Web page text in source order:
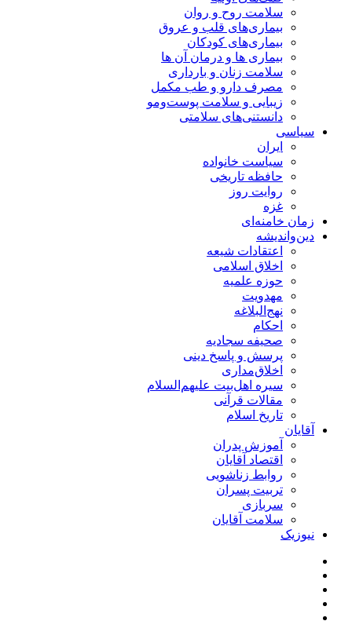
سلامت روح و روان
بیماری‌های قلب و عروق
بیماری‌های کودکان
بیماری ها و درمان آن ها
سلامت زنان و بارداری
مصرف دارو و طب مکمل
زیبایی و سلامت پوست‌ومو
دانستنی‌های سلامتی
سیاسی
ایران
سیاست خانواده
حافظه تاریخی
روایت روز
غزه
زمان خامنه‌ای
دین‌واندیشه
اعتقادات شیعه
اخلاق اسلامی
حوزه علمیه
مهدویت
نهج‌البلاغه
احکام
صحیفه سجادیه
پرسش و پاسخ دینی
اخلاق‌مداری
سیره اهل‌بیت علیهم‌السلام
مقالات قرآنی
تاریخ اسلام
آقایان
آموزش پدران
اقتصاد آقایان
روابط زناشویی
تربیت پسران
سربازی
سلامت آقایان
نیوزیک